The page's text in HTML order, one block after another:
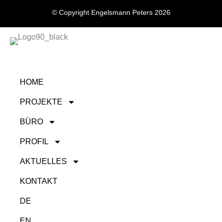
e
d
t
a
g
© Copyright Engelsmann Peters 2026
HOME
PROJEKTE
BÜRO
PROFIL
AKTUELLES
KONTAKT
DE